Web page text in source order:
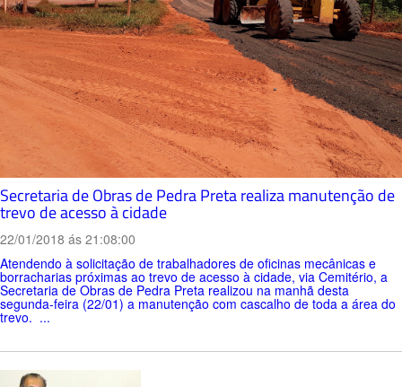
Secretaria de Obras de Pedra Preta realiza manutenção de
trevo de acesso à cidade
22/01/2018 ás 21:08:00
Atendendo à solicitação de trabalhadores de oficinas mecânicas e
borracharias próximas ao trevo de acesso à cidade, via Cemitério, a
Secretaria de Obras de Pedra Preta realizou na manhã desta
segunda-feira (22/01) a manutenção com cascalho de toda a área do
trevo. ...